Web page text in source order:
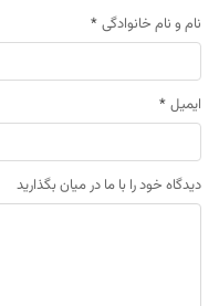
نام و نام خانوادگی *
ایمیل *
دیدگاه خود را با ما در میان بگذارید